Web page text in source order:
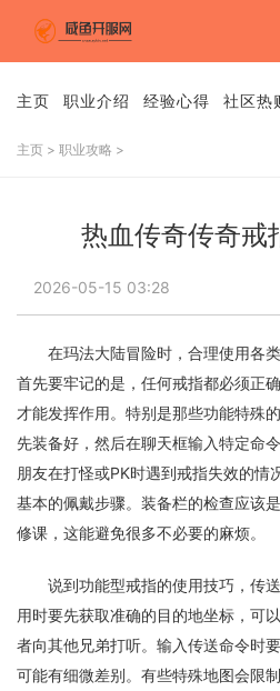
主页 职业介绍 经验心得 社区热
主页 > 职业攻略 >
热血传奇传奇戒
2026-05-15 03:28
在玛法大陆冒险时，合理使用各
首先要牢记的是，任何戒指都必须正
才能发挥作用。特别是那些功能特殊
先装备好，然后在聊天框输入特定命
朋友在打怪或PK时遇到戒指失效的情
基本的佩戴步骤。装备栏的检查应该
修课，这能避免很多不必要的麻烦。
说到功能型戒指的使用技巧，传
用时要先获取准确的目的地坐标，可
者向其他兄弟打听。输入传送命令时
可能有细微差别。有些特殊地图会限